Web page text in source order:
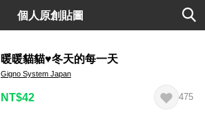
個人原創貼圖
暖暖貓貓♥冬天的每一天
Gigno System Japan
NT$42 475